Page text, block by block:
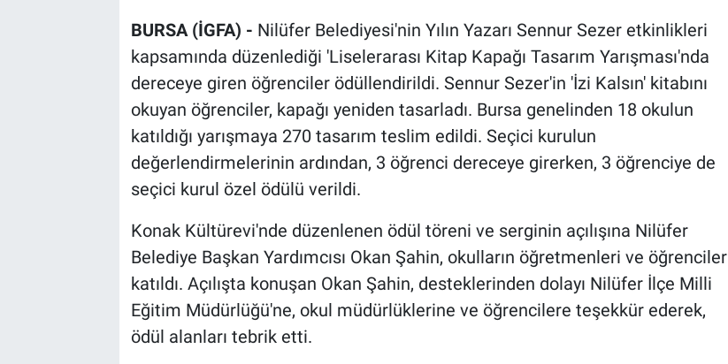
BURSA (İGFA) - Nilüfer Belediyesi'nin Yılın Yazarı Sennur Sezer etkinlikleri
kapsamında düzenlediği 'Liselerarası Kitap Kapağı Tasarım Yarışması'nda
dereceye giren öğrenciler ödüllendirildi. Sennur Sezer'in 'İzi Kalsın' kitabını
okuyan öğrenciler, kapağı yeniden tasarladı. Bursa genelinden 18 okulun
katıldığı yarışmaya 270 tasarım teslim edildi. Seçici kurulun
değerlendirmelerinin ardından, 3 öğrenci dereceye girerken, 3 öğrenciye de
seçici kurul özel ödülü verildi.
Konak Kültürevi'nde düzenlenen ödül töreni ve serginin açılışına Nilüfer
Belediye Başkan Yardımcısı Okan Şahin, okulların öğretmenleri ve öğrenciler
katıldı. Açılışta konuşan Okan Şahin, desteklerinden dolayı Nilüfer İlçe Milli
Eğitim Müdürlüğü'ne, okul müdürlüklerine ve öğrencilere teşekkür ederek,
ödül alanları tebrik etti.